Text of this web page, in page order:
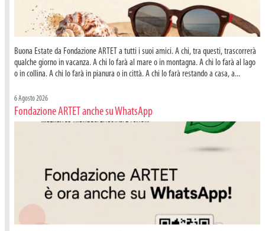
Buona Estate da Fondazione ARTET a tutti i suoi amici. A chi, tra questi, trascorrerà
qualche giorno in vacanza. A chi lo farà al mare o in montagna. A chi lo farà al lago
o in collina. A chi lo farà in pianura o in città. A chi lo farà restando a casa, a...
6 Agosto 2026
Fondazione ARTET anche su WhatsApp